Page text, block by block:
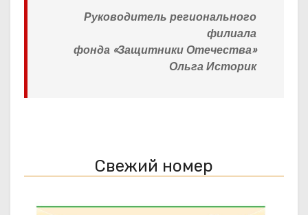
Руководитель регионального
филиала
фонда «Защитники Отечества»
Ольга Историк
Свежий номер